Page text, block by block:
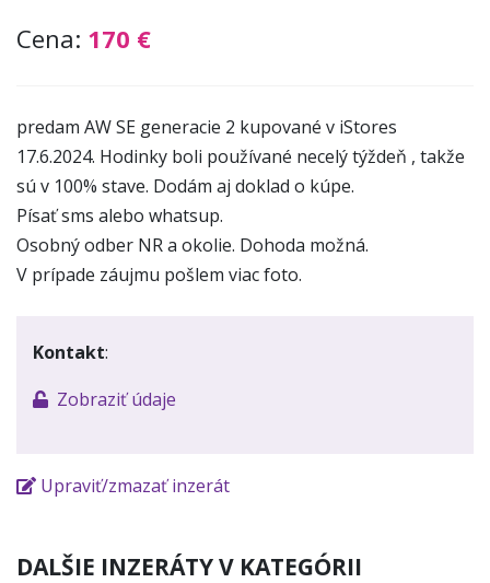
Cena: 170 €
predam AW SE generacie 2 kupované v iStores
17.6.2024. Hodinky boli používané necelý týždeň , takže
sú v 100% stave. Dodám aj doklad o kúpe.
Písať sms alebo whatsup.
Osobný odber NR a okolie. Dohoda možná.
V prípade záujmu pošlem viac foto.
Kontakt:
Zobraziť údaje
Upraviť/zmazať inzerát
DALŠIE INZERÁTY V KATEGÓRII